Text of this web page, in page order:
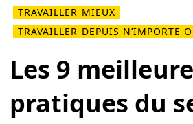
TRAVAILLER MIEUX
TRAVAILLER DEPUIS N’IMPORTE
Les 9
pratiques du